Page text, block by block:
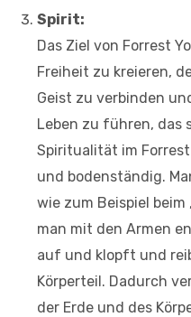
Spirit:
Das Ziel von Forrest
Freiheit zu kreieren,
Geist zu verbinden
Leben zu führen, das
Spiritualität im
und bodenständig.
wie zum Beispiel beim
man mit den Armen
auf und klopft und
Körperteil. Dadurch
der Erde und des